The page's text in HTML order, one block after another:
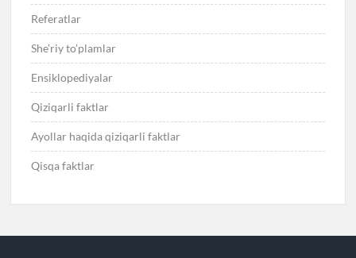
Referatlar
She’riy to’plamlar
Ensiklopediyalar
Qiziqarli faktlar
Ayollar haqida qiziqarli faktlar
Qisqa faktlar